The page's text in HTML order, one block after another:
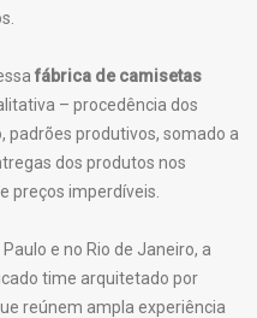
fábrica de camisetas
– procedência dos
padrões produtivos, somado a
dos produtos nos
preços imperdíveis.
e no Rio de Janeiro, a
time arquitetado por
reúnem ampla experiência